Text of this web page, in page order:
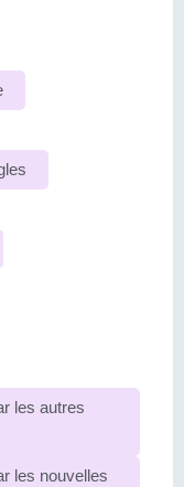
les autres
les nouvelles